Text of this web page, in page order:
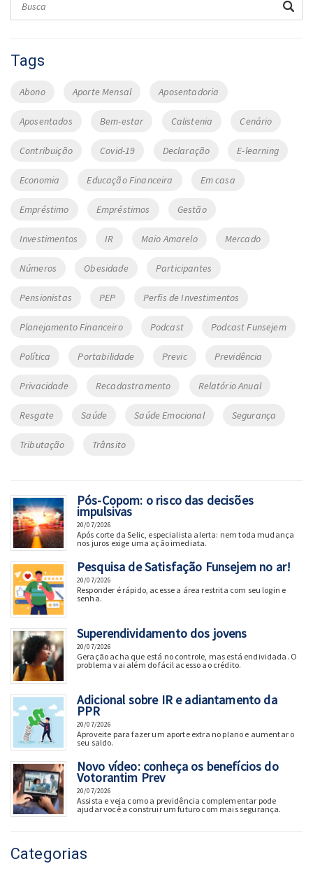
Tags
Abono Aporte Mensal Aposentadoria
Aposentados Bem-estar Calistenia Cenário
Contribuição Covid-19 Declaração E-learning
Economia Educação Financeira Em casa
Empréstimo Empréstimos Gestão
Investimentos IR Maio Amarelo Mercado
Números Obesidade Participantes
Pensionistas PEP Perfis de Investimentos
Planejamento Financeiro Podcast Podcast Funsejem
Política Portabilidade Previc Previdência
Privacidade Recadastramento Relatório Anual
Resgate Saúde Saúde Emocional Segurança
Tributação Trânsito
Pós-Copom: o risco das decisões
impulsivas
20/07/2026
Após corte da Selic, especialista alerta: nem toda mudança
nos juros exige uma ação imediata.
Pesquisa de Satisfação Funsejem no ar!
20/07/2026
Responder é rápido, acesse a área restrita com seu login e
senha.
Superendividamento dos jovens
20/07/2026
Geração acha que está no controle, mas está endividada. O
problema vai além do fácil acesso ao crédito.
Adicional sobre IR e adiantamento da
PPR
20/07/2026
Aproveite para fazer um aporte extra no plano e aumentar o
seu saldo.
Novo vídeo: conheça os benefícios do
Votorantim Prev
20/07/2026
Assista e veja como a previdência complementar pode
ajudar você a construir um futuro com mais segurança.
Categorias